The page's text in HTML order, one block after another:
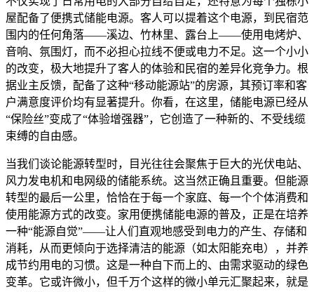
屋配备了便携式储能电源。客人可以提着这个电源，到民宿范
围内的任何角落——溪边、竹林里、露台上——使用电烤炉、
音响、氛围灯，而不必担心拉线不便或电力不足。这一个小小
的改变，极大地提升了客人的体验和民宿的差异化竞争力。根
据业主反馈，配备了这种“移动能源站”的房源，其预订率和客
户满意度评价均有显著提升。你看，在这里，储能电源已经从
“保险丝”变成了“体验增强器”，它创造了一种新的、不受线缆
束缚的自由感。
当我们谈论能源转型时，目光往往会聚焦于巨大的光伏电站、
风力发电机和电网级的储能系统。这当然正确且重要。但能源
转型的最后一公里，恰恰在于每一个家庭、每一个个体消费和
使用能源方式的改变。家用便携储能电源的普及，正是在培养
一种“能源自觉”——让人们直观地感受到电力的产生、存储和
消耗，从而更倾向于选择清洁的能源（如太阳能充电），并养
成节约用电的习惯。这是一种自下而上的、由需求驱动的绿色
变革。它或许微小，但千万个这样的微小单元汇聚起来，就是